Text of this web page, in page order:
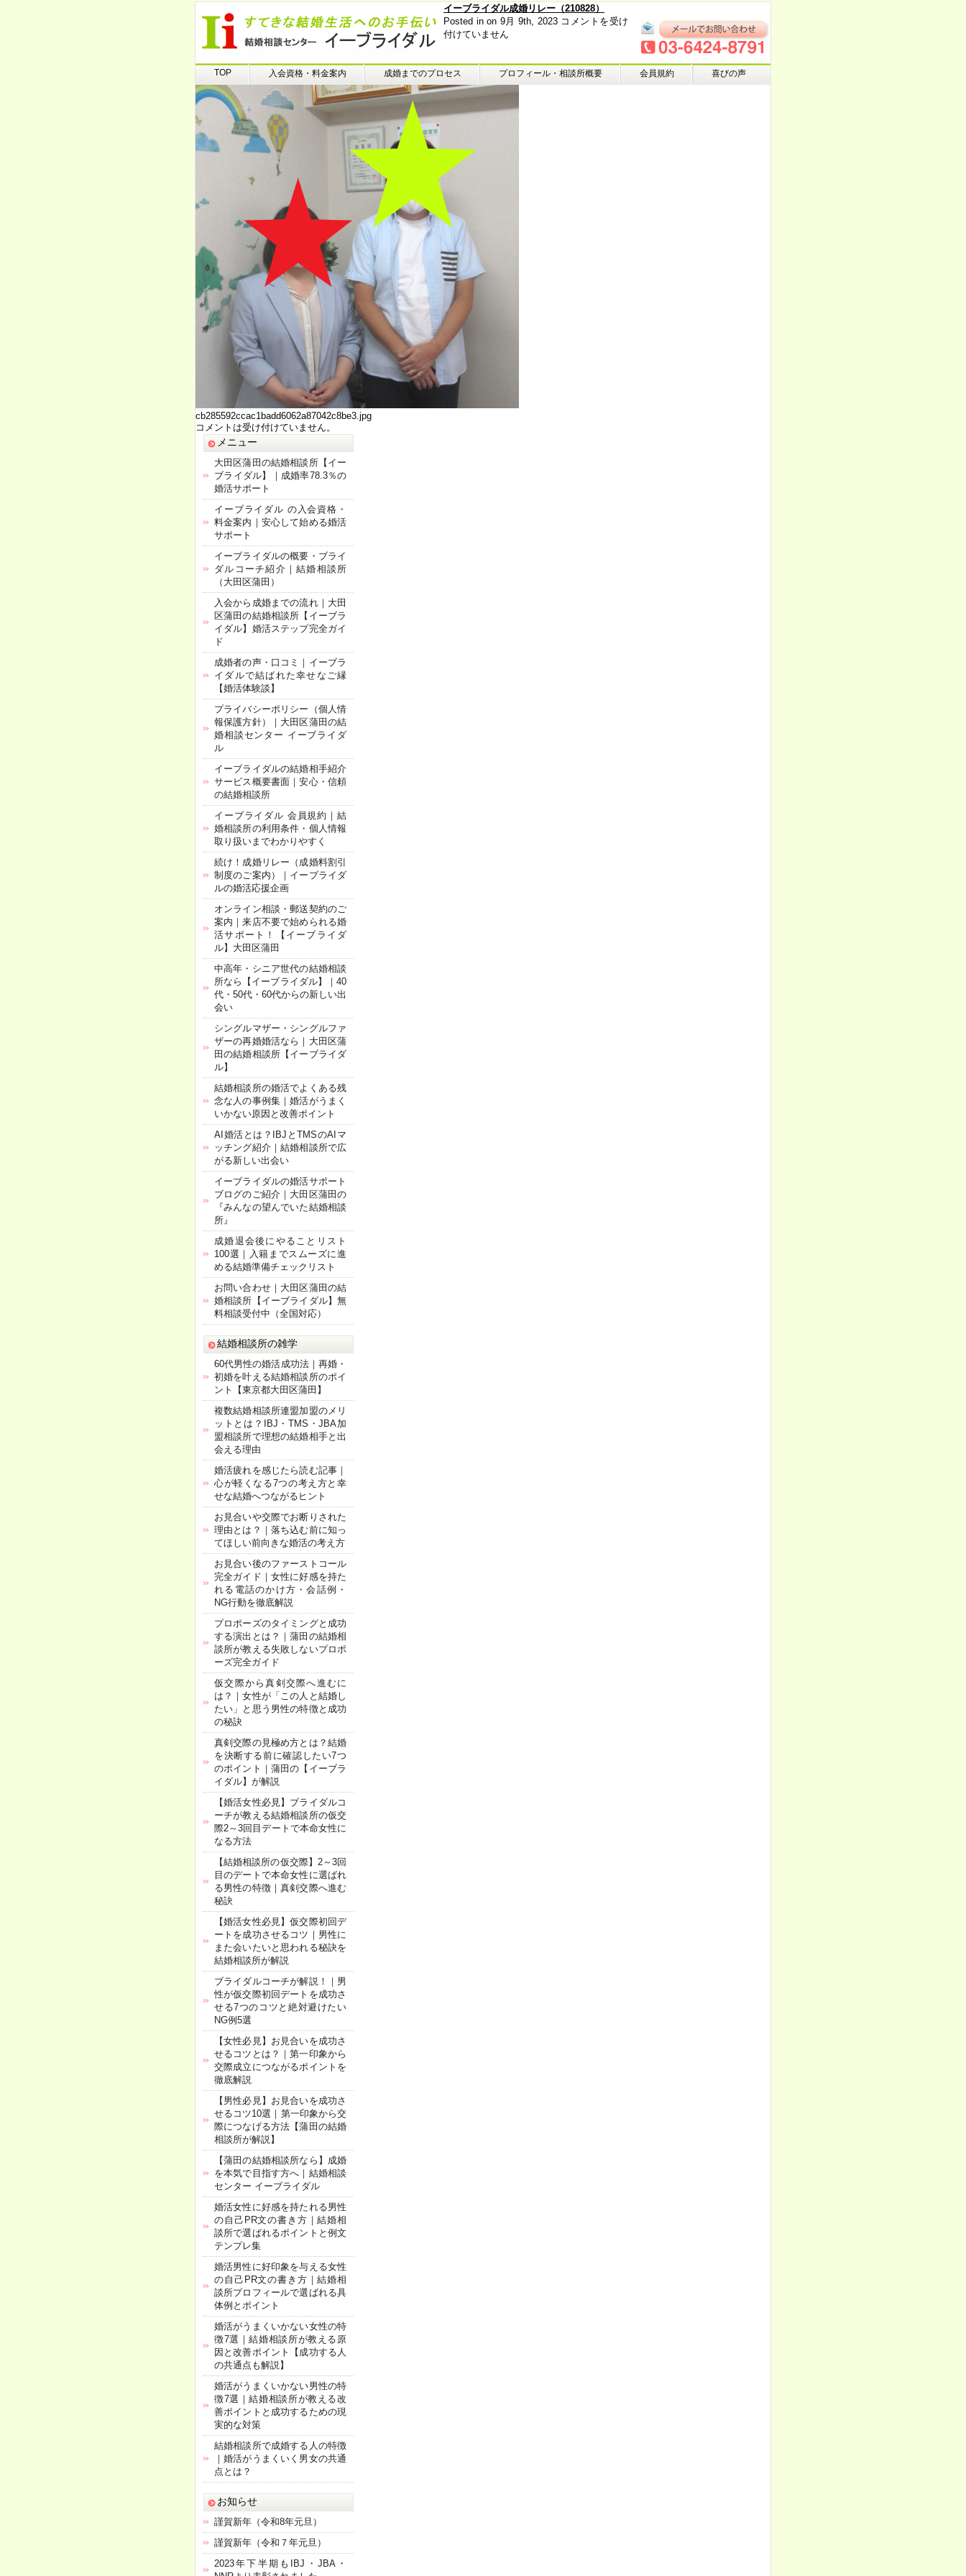
TOP 入会資格・料金案内 成婚までのプロセス プロフィール・相談所概要 会員規約 喜びの声
イーブライダル成婚リレー（210828）
Posted in on 9月 9th, 2023 イ
イ
ダ
コメントを受け
付けていません
cb285592ccac1badd6062a87042c8be3.jpg
コメントは受け付けていません。
メニュー
大田区蒲田の結婚相談所【イー
ブライダル】｜成婚率78.3％の
婚活サポート
イーブライダル の入会資格・
料金案内｜安心して始める婚活
サポート
イーブライダルの概要・ブライ
ダルコーチ紹介｜結婚相談所
（大田区蒲田）
入会から成婚までの流れ｜大田
区蒲田の結婚相談所【イーブラ
イダル】婚活ステップ完全ガイ
ド
成婚者の声・口コミ｜イーブラ
イダルで結ばれた幸せなご縁
【婚活体験談】
プライバシーポリシー（個人情
報保護方針）｜大田区蒲田の結
婚相談センター イーブライダ
ル
イーブライダルの結婚相手紹介
サービス概要書面｜安心・信頼
の結婚相談所
イーブライダル 会員規約｜結
婚相談所の利用条件・個人情報
取り扱いまでわかりやすく
続け！成婚リレー（成婚料割引
制度のご案内）｜イーブライダ
ルの婚活応援企画
オンライン相談・郵送契約のご
案内｜来店不要で始められる婚
活サポート！【イーブライダ
ル】大田区蒲田
中高年・シニア世代の結婚相談
所なら【イーブライダル】｜40
代・50代・60代からの新しい出
会い
シングルマザー・シングルファ
ザーの再婚婚活なら｜大田区蒲
田の結婚相談所【イーブライダ
ル】
結婚相談所の婚活でよくある残
念な人の事例集｜婚活がうまく
いかない原因と改善ポイント
AI婚活とは？IBJとTMSのAIマ
ッチング紹介｜結婚相談所で広
がる新しい出会い
イーブライダルの婚活サポート
ブログのご紹介｜大田区蒲田の
『みんなの望んでいた結婚相談
所』
成婚退会後にやることリスト
100選｜入籍までスムーズに進
める結婚準備チェックリスト
お問い合わせ｜大田区蒲田の結
婚相談所【イーブライダル】無
料相談受付中（全国対応）
結婚相談所の雑学
60代男性の婚活成功法｜再婚・
初婚を叶える結婚相談所のポイ
ント【東京都大田区蒲田】
複数結婚相談所連盟加盟のメリ
ットとは？IBJ・TMS・JBA加
盟相談所で理想の結婚相手と出
会える理由
婚活疲れを感じたら読む記事｜
心が軽くなる7つの考え方と幸
せな結婚へつながるヒント
お見合いや交際でお断りされた
理由とは？｜落ち込む前に知っ
てほしい前向きな婚活の考え方
お見合い後のファーストコール
完全ガイド｜女性に好感を持た
れる電話のかけ方・会話例・
NG行動を徹底解説
プロポーズのタイミングと成功
する演出とは？｜蒲田の結婚相
談所が教える失敗しないプロポ
ーズ完全ガイド
仮交際から真剣交際へ進むに
は？｜女性が「この人と結婚し
たい」と思う男性の特徴と成功
の秘訣
真剣交際の見極め方とは？結婚
を決断する前に確認したい7つ
のポイント｜蒲田の【イーブラ
イダル】が解説
【婚活女性必見】ブライダルコ
ーチが教える結婚相談所の仮交
際2～3回目デートで本命女性に
なる方法
【結婚相談所の仮交際】2～3回
目のデートで本命女性に選ばれ
る男性の特徴｜真剣交際へ進む
秘訣
【婚活女性必見】仮交際初回デ
ートを成功させるコツ｜男性に
また会いたいと思われる秘訣を
結婚相談所が解説
ブライダルコーチが解説！｜男
性が仮交際初回デートを成功さ
せる7つのコツと絶対避けたい
NG例5選
【女性必見】お見合いを成功さ
せるコツとは？｜第一印象から
交際成立につながるポイントを
徹底解説
【男性必見】お見合いを成功さ
せるコツ10選｜第一印象から交
際につなげる方法【蒲田の結婚
相談所が解説】
【蒲田の結婚相談所なら】成婚
を本気で目指す方へ｜結婚相談
センター イーブライダル
婚活女性に好感を持たれる男性
の自己PR文の書き方｜結婚相
談所で選ばれるポイントと例文
テンプレ集
婚活男性に好印象を与える女性
の自己PR文の書き方｜結婚相
談所プロフィールで選ばれる具
体例とポイント
婚活がうまくいかない女性の特
徴7選｜結婚相談所が教える原
因と改善ポイント【成功する人
の共通点も解説】
婚活がうまくいかない男性の特
徴7選｜結婚相談所が教える改
善ポイントと成功するための現
実的な対策
結婚相談所で成婚する人の特徴
｜婚活がうまくいく男女の共通
点とは？
お知らせ
謹賀新年（令和8年元旦）
謹賀新年（令和７年元旦）
2023年下半期もIBJ・JBA・